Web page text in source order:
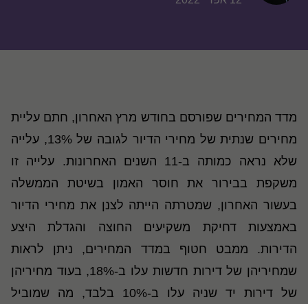
מדד המחירים שפורסם בחודש מרץ האחרון, חתם עליית
מחירים שנתית של מחירי הדיור לגובה של 13%, עלייה
שלא נראה כמותה ב-11 השנים האחרונות. עלייה זו
משקפת בבירור את חוסר האמון בשיטת הממשלה
בעשור האחרון, שמטרתה הייתה לצנן את מחירי הדיור
באמצעות דחיקת משקיעים החוצה והגדלת היצע
הדירות. ממבט חטוף במדד המחירים, ניתן לראות
שמחיריהן של דירות חדשות עלו ב-18%, בעוד מחיריהן
של דירות יד שניה עלו ב-10% בלבד, מה שמוביל